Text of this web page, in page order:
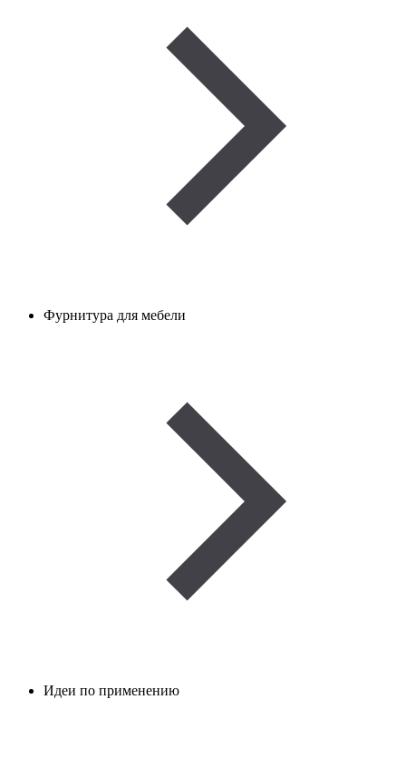
Фурнитура для мебели
Идеи по применению